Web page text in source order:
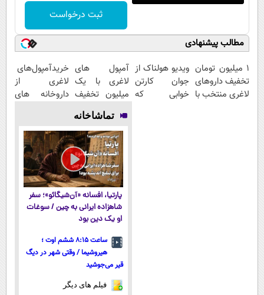
ثبت درخواست
مطالب پیشنهادی
۱ میلیون تومان
تخفیف داروهای
لاغری منتخب با
ویدیو هولناک از
جوان کارتن
خوابی که
آمپول های
لاغری با یک
میلیون تخفیف
| ارسال از
داروخانه های
معتبر
خریدآمپول‌های
لاغری از
داروخانه های
پک یخ!
تماشاخانه
پارتیا، افسانه «آن‌شیگائو»؛ سفر
شاهزاده ایرانی به چین / سوغات
او یک دین بود
ساعت ۸:۱۵ ششم اوت ؛
هیروشیما / وقتی شهر در دیگ
قیر می‌جوشید
فیلم های دیگر